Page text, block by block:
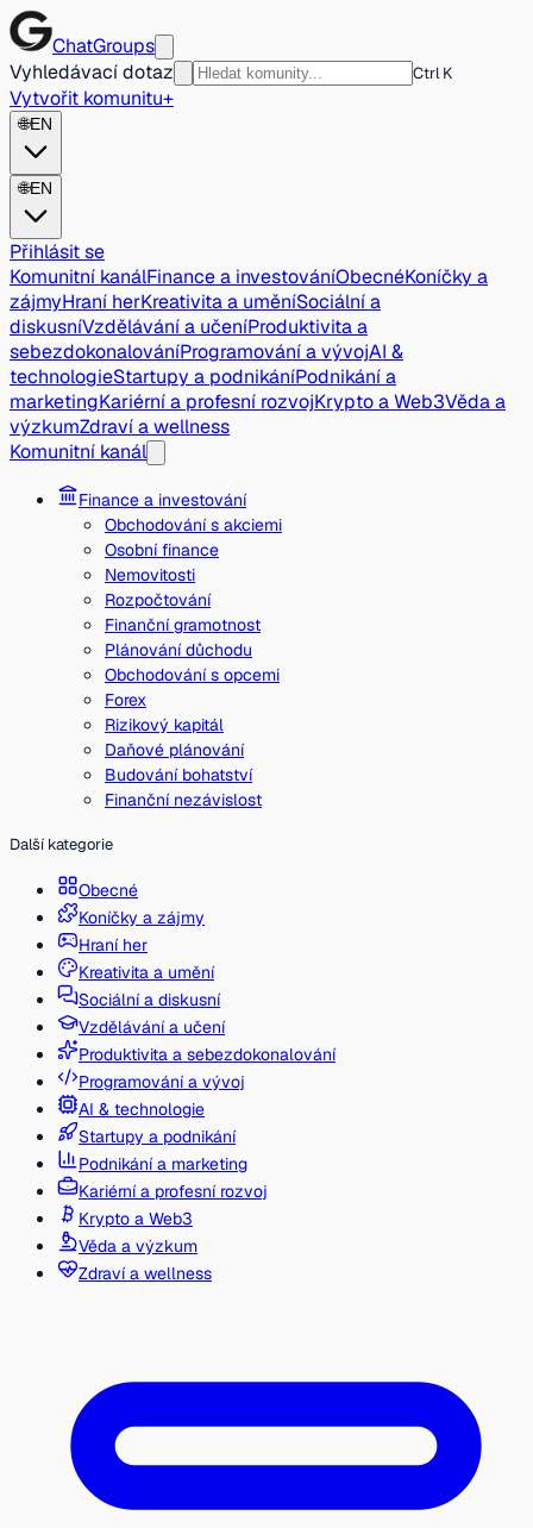
ChatGroups
Vyhledávací dotaz
Ctrl K
Vytvořit komunitu+
🌐EN
🌐EN
Přihlásit se
Komunitní kanálFinance a investováníObecnéKoníčky a
zájmyHraní herKreativita a uměníSociální a
diskusníVzdělávání a učeníProduktivita a
sebezdokonalováníProgramování a vývojAI &
technologieStartupy a podnikáníPodnikání a
marketingKariérní a profesní rozvojKrypto a Web3Věda a
výzkumZdraví a wellness
Komunitní kanál
Finance a investování
Obchodování s akciemi
Osobní finance
Nemovitosti
Rozpočtování
Finanční gramotnost
Plánování důchodu
Obchodování s opcemi
Forex
Rizikový kapitál
Daňové plánování
Budování bohatství
Finanční nezávislost
Další kategorie
Obecné
Koníčky a zájmy
Hraní her
Kreativita a umění
Sociální a diskusní
Vzdělávání a učení
Produktivita a sebezdokonalování
Programování a vývoj
AI & technologie
Startupy a podnikání
Podnikání a marketing
Kariérní a profesní rozvoj
Krypto a Web3
Věda a výzkum
Zdraví a wellness